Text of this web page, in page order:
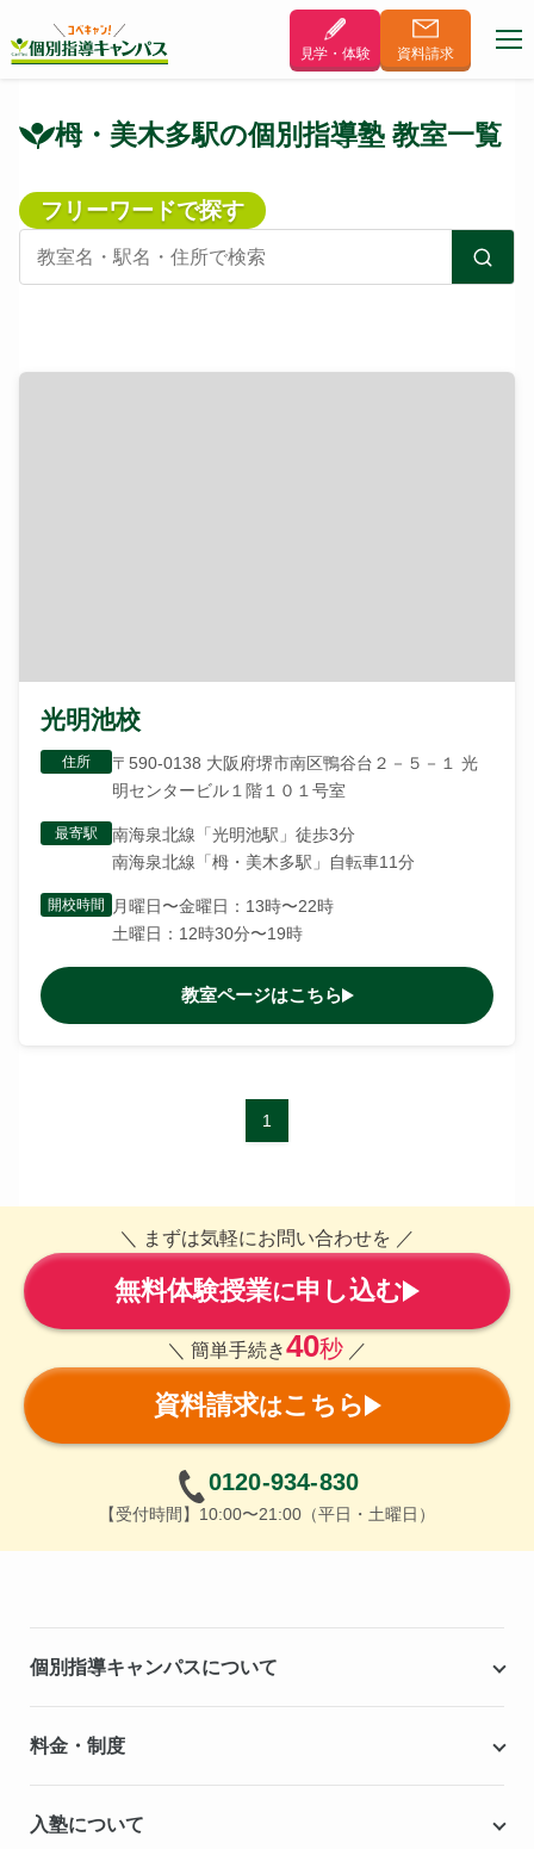
見学・体験 資料請求
栂・美木多駅の個別指導塾 教室一覧
フリーワードで探す
光明池校
住所
〒590-0138 大阪府堺市南区鴨谷台２－５－１ 光
明センタービル１階１０１号室
最寄駅
南海泉北線「光明池駅」徒歩3分
南海泉北線「栂・美木多駅」自転車11分
開校時間
月曜日〜金曜日：13時〜22時
土曜日：12時30分〜19時
教室ページはこちら
1
＼ まずは気軽にお問い合わせを ／
無料体験授業に申し込む
＼ 簡単手続き40秒 ／
資料請求はこちら
0120-934-830
【受付時間】10:00〜21:00（平日・土曜日）
個別指導キャンパスについて
こだわりの個別指導専用教材
料金・制度
入塾について